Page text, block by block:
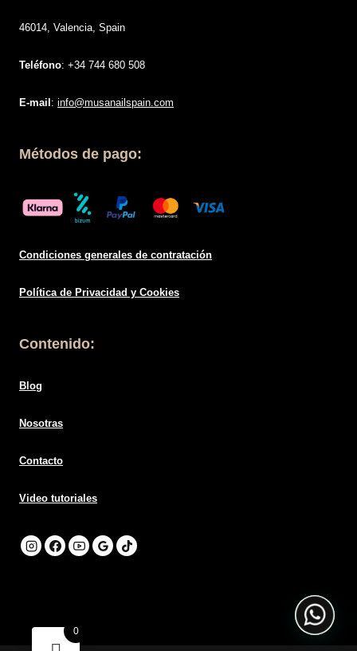
46014, Valencia, Spain
Teléfono: +34 744 680 508
E-mail : info@musanailspain.com
Métodos de pago:
Condiciones generales de contratación
Política de Privacidad y Cookies
Contenido:
Blog
Nosotras
Contacto
Video tutoriales
0